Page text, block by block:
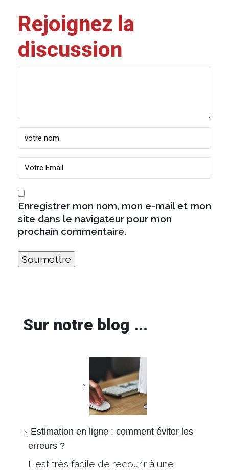
Rejoignez la
discussion
Enregistrer mon nom, mon e-mail et mon
site dans le navigateur pour mon
prochain commentaire.
Sur notre blog ...
Estimation en ligne : comment éviter les
erreurs ?
Il est très facile de recourir à une